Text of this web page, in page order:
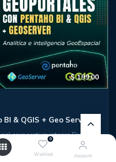
0
Wishlist Account
$199.00
& QGIS + Geo Server
corporativa: integra Pentaho,
portales de datos con mapas
y análisis territorial